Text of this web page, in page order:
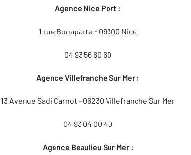
Agence Nice Port :
1 rue Bonaparte - 06300 Nice
04 93 56 60 60
Agence Villefranche Sur Mer :
13 Avenue Sadi Carnot - 06230 Villefranche Sur Mer
04 93 04 00 40
Agence Beaulieu Sur Mer :